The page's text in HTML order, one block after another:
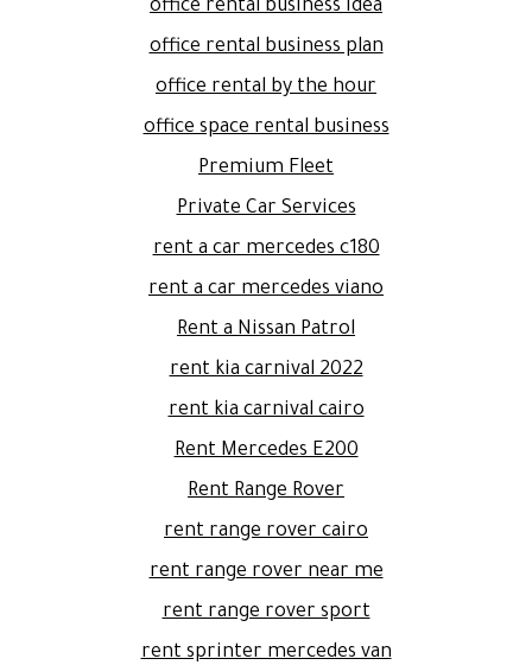
office rental business idea
office rental business plan
office rental by the hour
office space rental business
Premium Fleet
Private Car Services
rent a car mercedes c180
rent a car mercedes viano
Rent a Nissan Patrol
rent kia carnival 2022
rent kia carnival cairo
Rent Mercedes E200
Rent Range Rover
rent range rover cairo
rent range rover near me
rent range rover sport
rent sprinter mercedes van